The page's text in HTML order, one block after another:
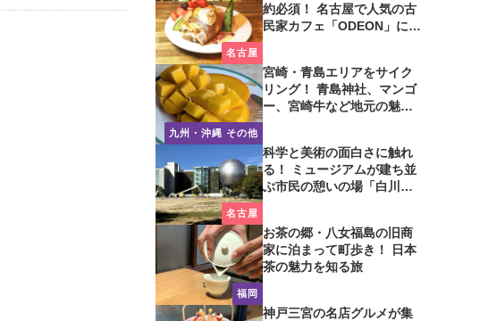
名古屋
約必須！ 名古屋で人気の古
民家カフェ「ODEON」に行
九州・沖縄 その他
宮崎・青島エリアをサイク
リング！ 青島神社、マンゴ
ー、宮崎牛など地元の魅力
名古屋
科学と美術の面白さに触れ
る！ ミュージアムが建ち並
ぶ市民の憩いの場「白川公
福岡
お茶の郷・八女福島の旧商
家に泊まって町歩き！ 日本
茶の魅力を知る旅
神戸三宮の名店グルメが集